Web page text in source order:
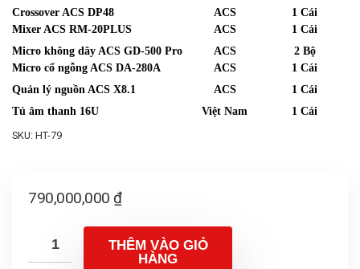
Crossover ACS DP48
ACS
1 Cái
Mixer ACS RM-20PLUS
ACS
1 Cái
Micro không dây ACS GD-500 Pro
ACS
2 Bộ
Micro cổ ngỗng ACS DA-280A
ACS
1 Cái
Quản lý nguồn ACS X8.1
ACS
1 Cái
Tủ âm thanh 16U
Việt Nam 1 Cái
SKU: HT-79
790,000,000 ₫
THÊM VÀO GIỎ
HÀNG